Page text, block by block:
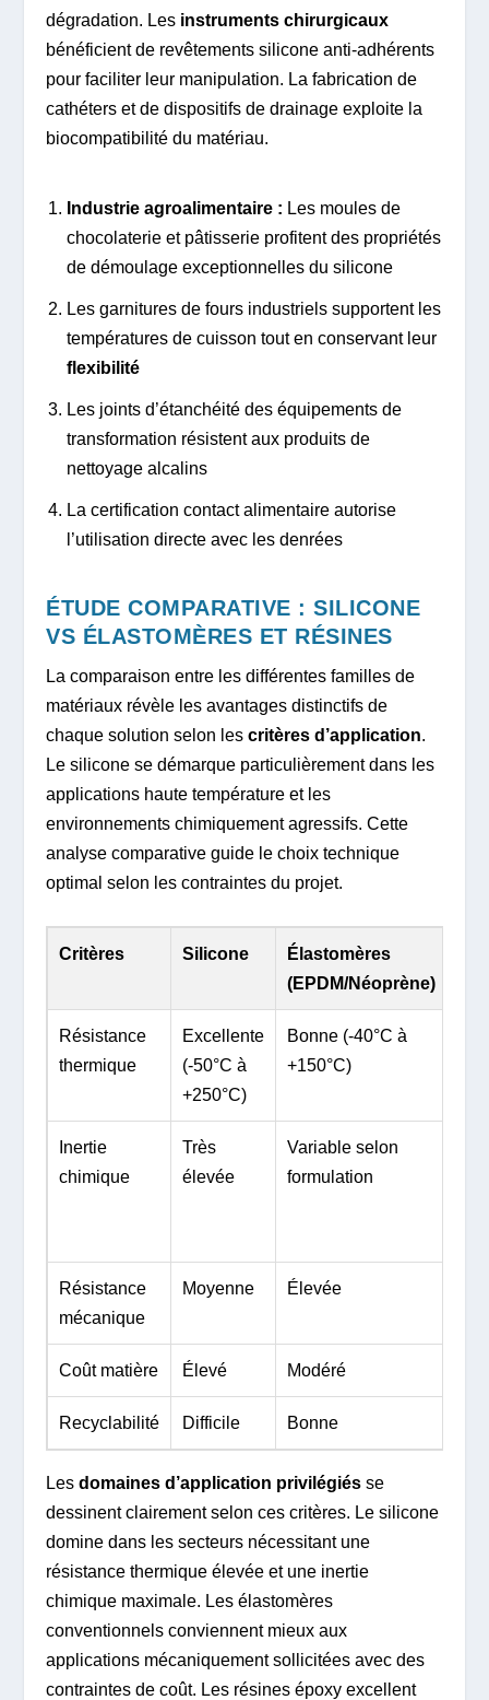
dégradation. Les instruments chirurgicaux
bénéficient de revêtements silicone anti-adhérents
pour faciliter leur manipulation. La fabrication de
cathéters et de dispositifs de drainage exploite la
biocompatibilité du matériau.
Industrie agroalimentaire : Les moules de
chocolaterie et pâtisserie profitent des propriétés
de démoulage exceptionnelles du silicone
Les garnitures de fours industriels supportent les
températures de cuisson tout en conservant leur
flexibilité
Les joints d’étanchéité des équipements de
transformation résistent aux produits de
nettoyage alcalins
La certification contact alimentaire autorise
l’utilisation directe avec les denrées
ÉTUDE COMPARATIVE : SILICONE
VS ÉLASTOMÈRES ET RÉSINES
La comparaison entre les différentes familles de
matériaux révèle les avantages distinctifs de
chaque solution selon lescritères d’application.
Le silicone se démarque particulièrement dans les
applications haute température et les
environnements chimiquement agressifs. Cette
analyse comparative guide le choix technique
optimal selon les contraintes du projet.
Critères Silicone
Élastomères
(EPDM/Néoprène)
Résistance
thermique
Excellente
(-50°C à
+250°C)
Bonne (-40°C à
+150°C)
Inertie
chimique
Très
élevée
Variable selon
formulation
Résistance
mécanique
Moyenne Élevée
Coût matière Élevé Modéré
Recyclabilité Difficile Bonne
Lesdomaines d’application privilégiés se
dessinent clairement selon ces critères. Le silicone
domine dans les secteurs nécessitant une
résistance thermique élevée et une inertie
chimique maximale. Les élastomères
conventionnels conviennent mieux aux
applications mécaniquement sollicitées avec des
contraintes de coût. Les résines époxy excellent